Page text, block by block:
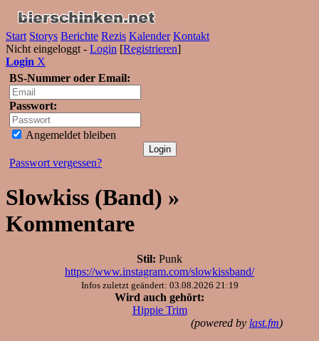
Start Storys Berichte Rezis Kalender Kontakt
Nicht eingeloggt - Login [Registrieren]
Login X
BS-Nummer oder Email:
Passwort:
Angemeldet bleiben
Passwort vergessen?
Slowkiss (Band) »
Kommentare
Stil: Punk
https://www.instagram.com/slowkissband/
Infos zuletzt geändert: 03.08.2026 21:19
Wird auch gehört:
Hippie Trim
(powered by last.fm)